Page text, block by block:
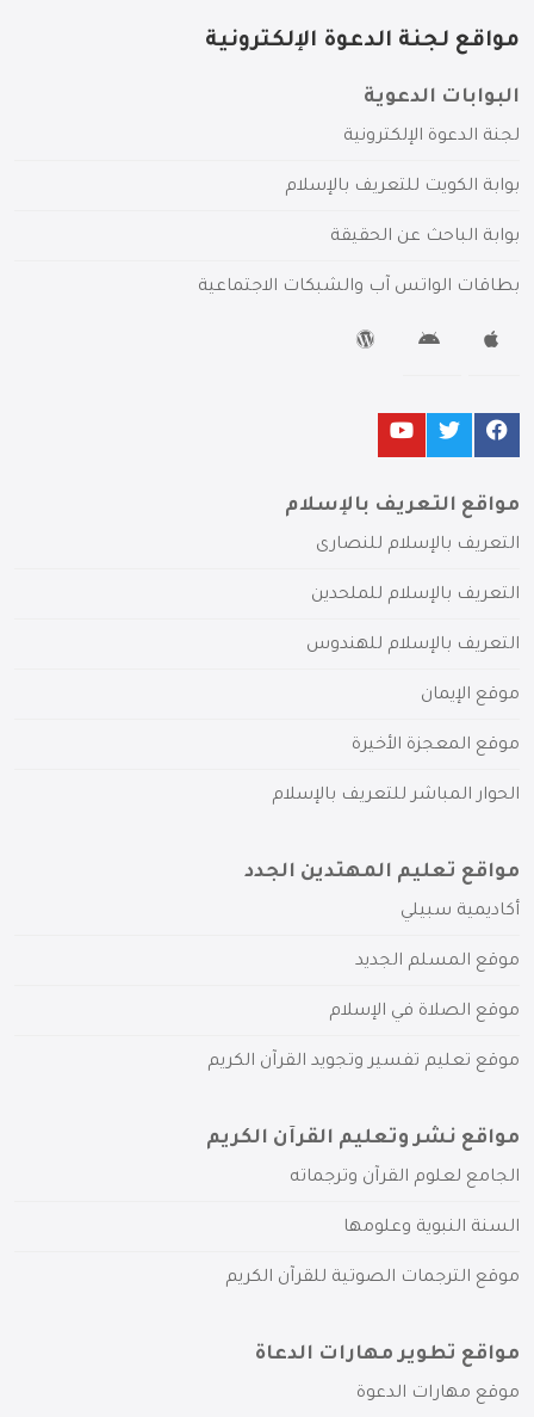
مواقع لجنة الدعوة الإلكترونية
البوابات الدعوية
لجنة الدعوة الإلكترونية
بوابة الكويت للتعريف بالإسلام
بوابة الباحث عن الحقيقة
بطاقات الواتس آب والشبكات الاجتماعية
مواقع التعريف بالإسلام
التعريف بالإسلام للنصارى
التعريف بالإسلام للملحدين
التعريف بالإسلام للهندوس
موقع الإيمان
موقع المعجزة الأخيرة
الحوار المباشر للتعريف بالإسلام
مواقع تعليم المهتدين الجدد
أكاديمية سبيلي
موقع المسلم الجديد
موقع الصلاة في الإسلام
موقع تعليم تفسير وتجويد القرآن الكريم
مواقع نشر وتعليم القرآن الكريم
الجامع لعلوم القرآن وترجماته
السنة النبوية وعلومها
موقع الترجمات الصوتية للقرآن الكريم
مواقع تطوير مهارات الدعاة
موقع مهارات الدعوة